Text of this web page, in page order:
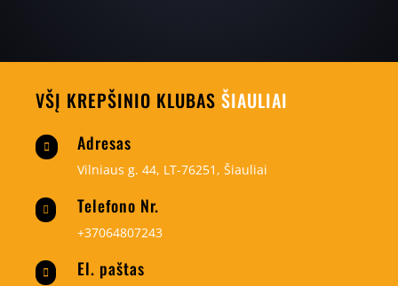
VŠĮ KREPŠINIO KLUBAS ŠIAULIAI
 Adresas
Vilniaus g. 44, LT-76251, Šiauliai
 Telefono Nr.
+37064807243
 El. paštas